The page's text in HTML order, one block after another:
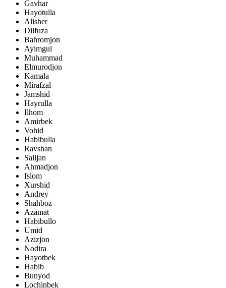
Gavhar
Hayotulla
Alisher
Dilfuza
Bahromjon
Ayimgul
Muhammad
Elmurodjon
Kamala
Mirafzal
Jamshid
Hayrulla
Ilhom
Amirbek
Vohid
Habibulla
Ravshan
Salijan
Ahmadjon
Islom
Xurshid
Andrey
Shahboz
Azamat
Habibullo
Umid
Azizjon
Nodira
Hayotbek
Habib
Bunyod
Lochinbek